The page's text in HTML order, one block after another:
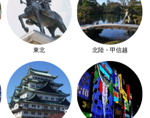
東北 北陸・甲信越